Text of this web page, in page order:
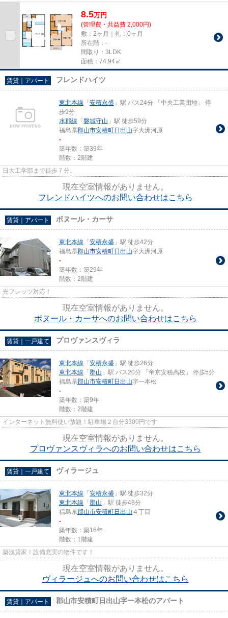
8.5万円
(管理費・共益費 2,000円)
敷：2ヶ月｜礼：0ヶ月
所在階：-
間取り：3LDK
面積：74.94㎡
賃貸｜アパート フレンドハイツ
東北本線 「 安積永盛 」駅 バス24分 「中央工業団地」 停
歩9分
水郡線 「 磐城守山 」駅 徒歩59分
福島県郡山市安積町日出山字大洲河原
-
築年数：築39年
階数：2階建
日大工学部まで徒歩７分。
現在空室情報がありません。
フレンドハイツへのお問い合わせはこちら
賃貸｜アパート ボヌール・カーサ
東北本線 「 安積永盛 」駅 徒歩42分
福島県郡山市安積町日出山字大洲河原
-
築年数：築29年
階数：2階建
光フレッツ対応！
現在空室情報がありません。
ボヌール・カーサへのお問い合わせはこちら
賃貸｜一戸建て プロヴァンスヴィラ
東北本線 「 安積永盛 」駅 徒歩26分
東北本線 「 郡山 」駅 バス20分 「帝京安積高校」 停歩5分
福島県郡山市安積町日出山字一本松
-
築年数：築9年
階数：2階建
インターネット無料使い放題！駐車場２台分3300円です
現在空室情報がありません。
プロヴァンスヴィラへのお問い合わせはこちら
賃貸｜一戸建て ヴィラージュ
東北本線 「 安積永盛 」駅 徒歩32分
東北本線 「 郡山 」駅 徒歩48分
福島県郡山市安積町日出山 ４丁目
-
築年数：築16年
階数：1階建
築浅貸家！設備充実の物件です！
現在空室情報がありません。
ヴィラージュへのお問い合わせはこちら
賃貸｜アパート 郡山市安積町日出山字一本松のアパート